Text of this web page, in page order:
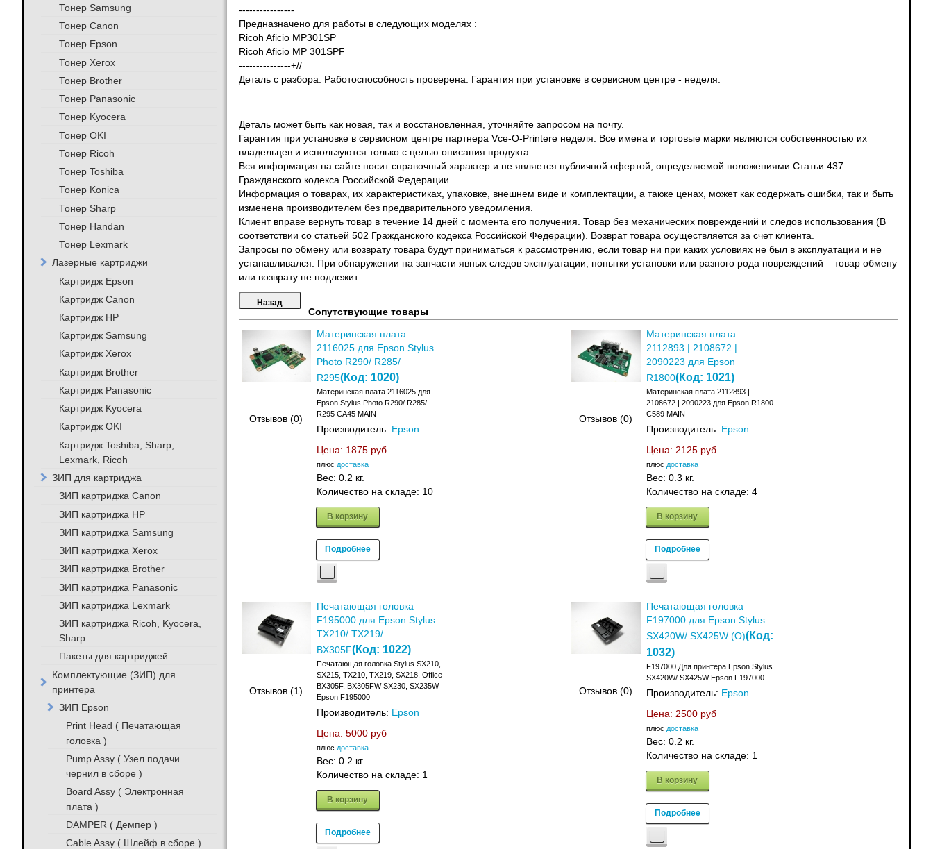
----------------
Предназначено для работы в следующих моделях :
Ricoh Aficio MP301SP
Ricoh Aficio MP 301SPF
---------------+//
Деталь с разбора. Работоспособность проверена. Гарантия при установке в сервисном центре - неделя.
Деталь может быть как новая, так и восстановленная, уточняйте запросом на почту.
Гарантия при установке в сервисном центре партнера Vce-O-Printere неделя. Все имена и торговые марки являются собственностью их
владельцев и используются только с целью описания продукта.
Вся информация на сайте носит справочный характер и не является публичной офертой, определяемой положениями Статьи 437
Гражданского кодекса Российской Федерации.
Информация о товарах, их характеристиках, упаковке, внешнем виде и комплектации, а также ценах, может как содержать ошибки, так и быть
изменена производителем без предварительного уведомления.
Клиент вправе вернуть товар в течение 14 дней с момента его получения. Товар без механических повреждений и следов использования (В
соответствии со статьей 502 Гражданского кодекса Российской Федерации). Возврат товара осуществляется за счет клиента.
Запросы по обмену или возврату товара будут приниматься к рассмотрению, если товар ни при каких условиях не был в эксплуатации и не
устанавливался. При обнаружении на запчасти явных следов эксплуатации, попытки установки или разного рода повреждений – товар обмену
или возврату не подлежит.
Сопутствующие товары
Отзывов (0)
Материнская плата
2116025 для Epson Stylus
Photo R290/ R285/
R295(Код: 1020)
Материнская плата 2116025 для
Epson Stylus Photo R290/ R285/
R295 CA45 MAIN
Производитель: Epson
Цена: 1875 руб
плюс доставка
Вес: 0.2 кг.
Количество на складе: 10
В корзину
Подробнее
Отзывов (0)
Материнская плата
2112893 | 2108672 |
2090223 для Epson
R1800(Код: 1021)
Материнская плата 2112893 |
2108672 | 2090223 для Epson R1800
C589 MAIN
Производитель: Epson
Цена: 2125 руб
плюс доставка
Вес: 0.3 кг.
Количество на складе: 4
В корзину
Подробнее
Отзывов (1)
Печатающая головка
F195000 для Epson Stylus
TX210/ TX219/
BX305F(Код: 1022)
Печатающая головка Stylus SX210,
SX215, TX210, TX219, SX218, Office
BX305F, BX305FW SX230, SX235W
Epson F195000
Производитель: Epson
Цена: 5000 руб
плюс доставка
Вес: 0.2 кг.
Количество на складе: 1
В корзину
Подробнее
Отзывов (0)
Печатающая головка
F197000 для Epson Stylus
SX420W/ SX425W (О)(Код:
1032)
F197000 Для принтера Epson Stylus
SX420W/ SX425W Epson F197000
Производитель: Epson
Цена: 2500 руб
плюс доставка
Вес: 0.2 кг.
Количество на складе: 1
В корзину
Подробнее
Тонер Samsung
Тонер Canon
Тонер Epson
Тонер Xerox
Тонер Brother
Тонер Panasonic
Тонер Kyocera
Тонер OKI
Тонер Ricoh
Тонер Toshiba
Тонер Konica
Тонер Sharp
Тонер Handan
Тонер Lexmark
Лазерные картриджи
Картридж Epson
Картридж Canon
Картридж HP
Картридж Samsung
Картридж Xerox
Картридж Brother
Картридж Panasonic
Картридж Kyocera
Картридж OKI
Картридж Toshiba, Sharp,
Lexmark, Ricoh
ЗИП для картриджа
ЗИП картриджа Canon
ЗИП картриджа HP
ЗИП картриджа Samsung
ЗИП картриджа Xerox
ЗИП картриджа Brother
ЗИП картриджа Panasonic
ЗИП картриджа Lexmark
ЗИП картриджа Ricoh, Kyocera,
Sharp
Пакеты для картриджей
Комплектующие (ЗИП) для
принтера
ЗИП Epson
Print Head ( Печатающая
головка )
Pump Assy ( Узел подачи
чернил в сборе )
Board Assy ( Электронная
плата )
DAMPER ( Демпер )
Cable Assy ( Шлейф в сборе )